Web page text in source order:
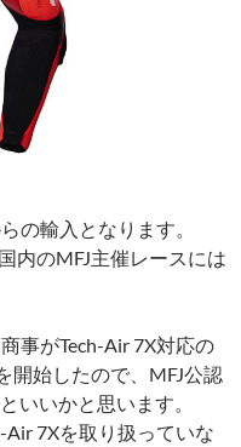
の輸入となります。
内のMFJ主催レースには
事がTech-Air 7X対応の
開始したので、MFJ公認
いいかと思います。
7Xを取り扱っていな